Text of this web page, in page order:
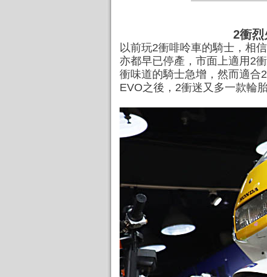
2衝
以前玩2衝啡呤車的騎士，相
亦都早已停產，市面上適用2
衝味道的騎士急增，然而適合
EVO之後，2衝迷又多一款輪胎